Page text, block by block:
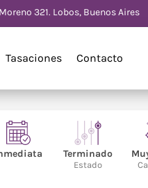
Moreno 321. Lobos, Buenos Aires
Tasaciones Contacto
Terminado
Estado